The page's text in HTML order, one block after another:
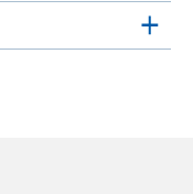
Su ligereza
grandes sin
que
navideño